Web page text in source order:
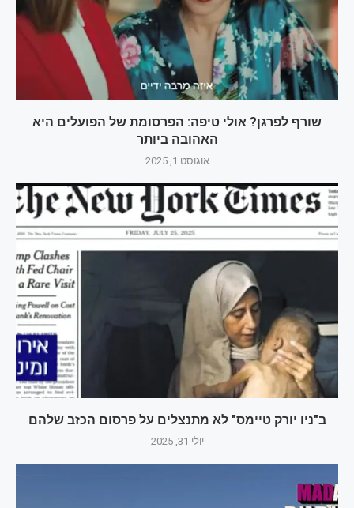
שורף לפרגן? אולי טיפה: הפרסומת של הפועלים היא
האהובה ביותר
אוגוסט 1, 2025
ב"ניו יורק טיימס" לא מתנצלים על פרסום הכזב שלהם
יולי 31, 2025